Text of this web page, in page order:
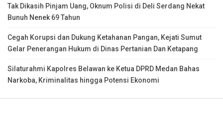
Tak Dikasih Pinjam Uang, Oknum Polisi di Deli Serdang Nekat
Bunuh Nenek 69 Tahun
Cegah Korupsi dan Dukung Ketahanan Pangan, Kejati Sumut
Gelar Penerangan Hukum di Dinas Pertanian Dan Ketapang
Silaturahmi Kapolres Belawan ke Ketua DPRD Medan Bahas
Narkoba, Kriminalitas hingga Potensi Ekonomi